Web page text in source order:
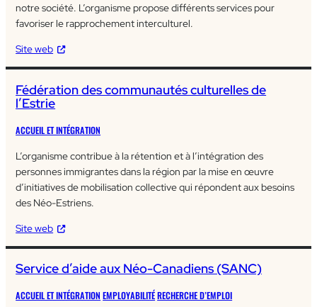
notre société. L’organisme propose différents services pour
favoriser le rapprochement interculturel.
Site web
Fédération des communautés culturelles de
l’Estrie
ACCUEIL ET INTÉGRATION
L’organisme contribue à la rétention et à l’intégration des
personnes immigrantes dans la région par la mise en œuvre
d’initiatives de mobilisation collective qui répondent aux besoins
des Néo-Estriens.
Site web
Service d’aide aux Néo-Canadiens (SANC)
ACCUEIL ET INTÉGRATION EMPLOYABILITÉRECHERCHE D’EMPLOI